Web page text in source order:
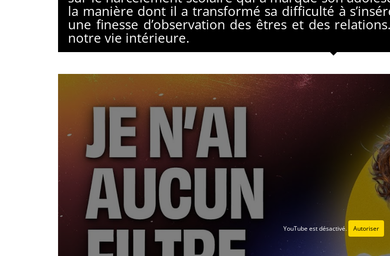
la manière dont il a transformé sa difficulté à
une finesse d’observation des êtres et des
notre vie intérieure.
YouTube est désactivé. Autoriser